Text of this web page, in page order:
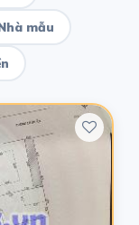
mẫu